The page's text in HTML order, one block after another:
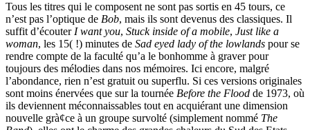
Tous les titres qui le composent ne sont pas sortis en 45 tours, ce
n’est pas l’optique de Bob, mais ils sont devenus des classiques. Il
suffit d’écouter I want you, Stuck inside of a mobile, Just like a
woman, les 15( !) minutes de Sad eyed lady of the lowlands pour se
rendre compte de la faculté qu’a le bonhomme à graver pour
toujours des mélodies dans nos mémoires. Ici encore, malgré
l’abondance, rien n’est gratuit ou superflu. Si ces versions originales
sont moins énervées que sur la tournée Before the Flood de 1973, où
ils deviennent méconnaissables tout en acquiérant une dimension
nouvelle grà¢ce à un groupe survolté (simplement nommé The